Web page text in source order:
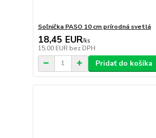
Soľnička PASO 10 cm prírodná svetlá
18,45 EUR/ks
15,00 EUR bez DPH
Pridať do košíka